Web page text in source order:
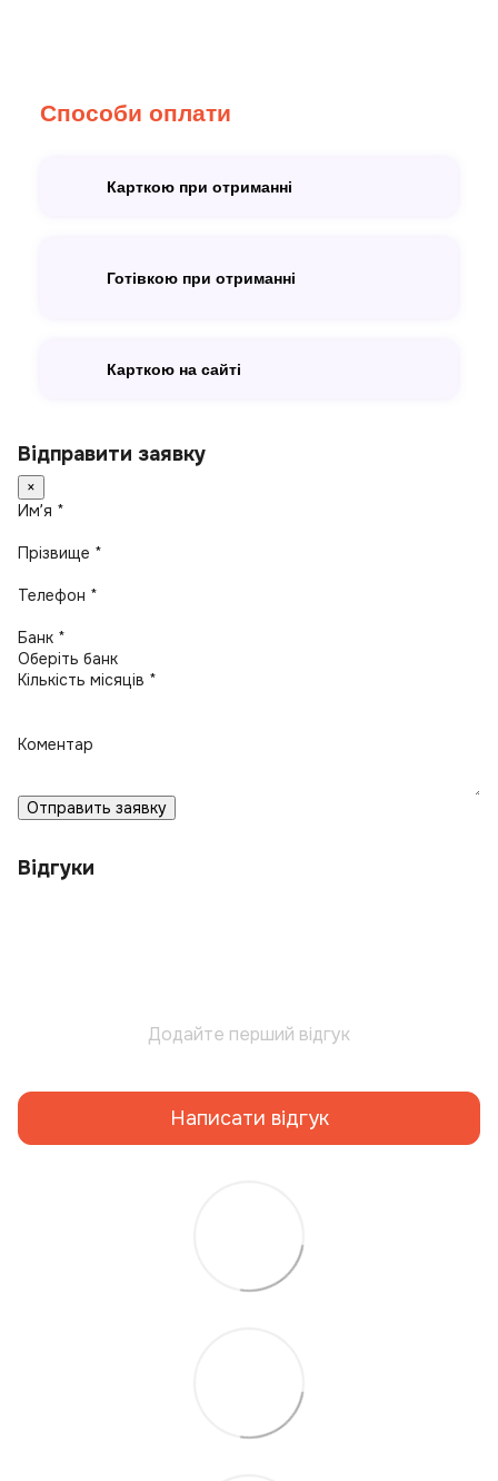
Способи оплати
Карткою при отриманні
Готівкою при отриманні
Карткою на сайті
Відправити заявку
×
Имʼя *
Прізвище *
Телефон *
Банк *
Кількість місяців *
Коментар
Отправить заявку
Відгуки
Додайте перший відгук
Написати відгук